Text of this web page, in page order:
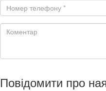
Повідомити про